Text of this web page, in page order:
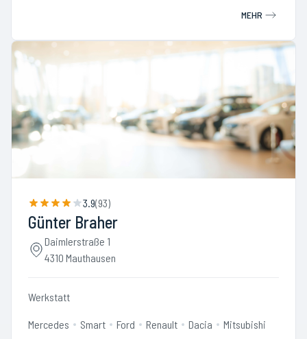
MEHR
3.9(93)
Günter Braher
Daimlerstraße 1
4310 Mauthausen
Werkstatt
Mercedes Smart Ford Renault Dacia Mitsubishi